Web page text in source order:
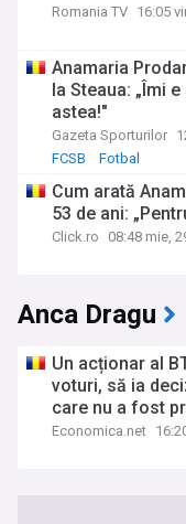
Romania TV 16:05
Anamaria
la Steaua: „Îmi
astea!"
Gazeta Sporturilor
FCSB
Fotbal
Cum arată
53 de ani:
Click.ro 08:48 mie,
Anca Dragu
Un acționar al
voturi, să ia
care nu a fost
Muncii, care e
Economica.net